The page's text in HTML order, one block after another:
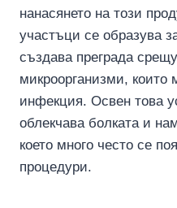
нанасянето на този
участъци се образува
създава преграда
микроорганизми, които
инфекция. Освен това
облекчава болката и
което много често се
процедури.